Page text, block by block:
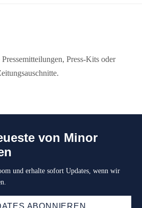
Press-Kits oder
von Minor
und erhalte sofort Updates, wenn wir
ABONNIEREN